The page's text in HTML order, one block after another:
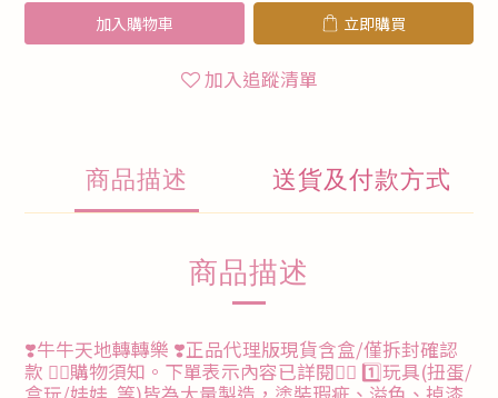
加入購物車 立即購買
加入追蹤清單
商品描述 送貨及付款方式
商品描述
❣️牛牛天地轉轉樂 ❣️正品代理版現貨含盒/僅拆封確認
款 ❤️‍🔥購物須知。下單表示內容已詳閱❤️‍🔥 1️⃣玩具(扭蛋/